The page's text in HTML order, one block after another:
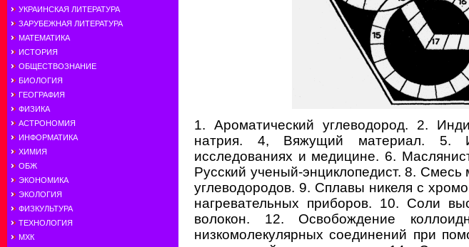
УКРАИНСКАЯ ЛИТЕРАТУРА
ЗАРУБЕЖНАЯ ЛИТЕРАТУРА
МАТЕМАТИКА
ИСТОРИЯ
ОБЩЕСТВОЗНАНИЕ
БИОЛОГИЯ
ГЕОГРАФИЯ
ФИЗИКА
АСТРОНОМИЯ
ИНФОРМАТИКА
ХИМИЯ
ОБЖ
ЭКОНОМИКА
ЭКОЛОГИЯ
ФИЗКУЛЬТУРА
ТЕХНОЛОГИЯ
МХК
1. Ароматический углеводород. 2.
натрия. 4, Вяжущий материал. 5.
исследованиях и медицине. 6.
Русский ученый-энциклопедист. 8.
углеводородов. 9. Сплавы никеля с
нагревательных приборов. 10. Соли
волокон. 12. Освобождение
низкомолекулярных соединений при